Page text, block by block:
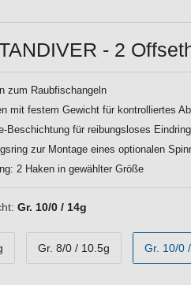
- 2
zum Raubfischangeln
mit festem Gewicht für kontrolliertes
Beschichtung für reibungsloses
zur Montage eines optionalen
2 Haken in gewählter Größe
Gr. 10/0 / 14g
Gr. 8/0 / 10.5g Gr. 10/0